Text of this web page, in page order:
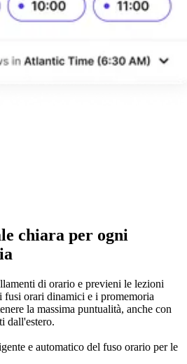
chiara per ogni
di orario e previeni le lezioni
fusi orari dinamici e i promemoria
la massima puntualità, anche con
dall'estero.
e automatico del fuso orario per le